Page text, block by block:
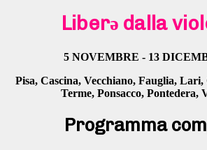
Liberǝ dalla
5 NOVEMBRE - 13
Pisa, Cascina, Vecchiano, Fauglia,
Terme, Ponsacco, Pontedera,
Programma